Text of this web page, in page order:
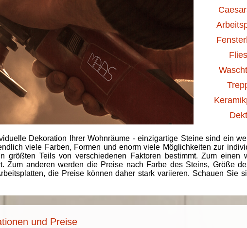
Dekoration Ihrer Wohnräume - einzigartige Steine sind ein
viele Farben, Formen und enorm viele Möglichkeiten zur
größten Teils von verschiedenen Faktoren bestimmt. Zum einen
Zum anderen werden die Preise nach Farbe des Steins, Größe
die Preise können daher stark variieren. Schauen Sie
und Preise